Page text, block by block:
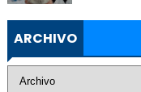
ARCHIVO